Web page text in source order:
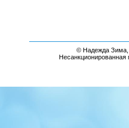
© Надежда Зима,